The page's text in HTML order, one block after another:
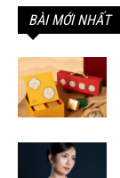
BÀI MỚI NHẤT